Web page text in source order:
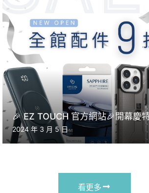
🎉 EZ TOUCH 官方網站🎉開幕慶
2024 年 3 月 5 日
看更多